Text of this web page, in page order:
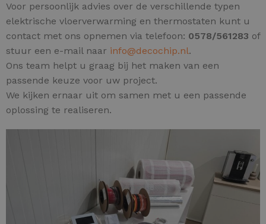
Voor persoonlijk advies over de verschillende typen
elektrische vloerverwarming en thermostaten kunt u
contact met ons opnemen via telefoon: 0578/561283 of
stuur een e-mail naar info@decochip.nl.
Ons team helpt u graag bij het maken van een
passende keuze voor uw project.
We kijken ernaar uit om samen met u een passende
oplossing te realiseren.